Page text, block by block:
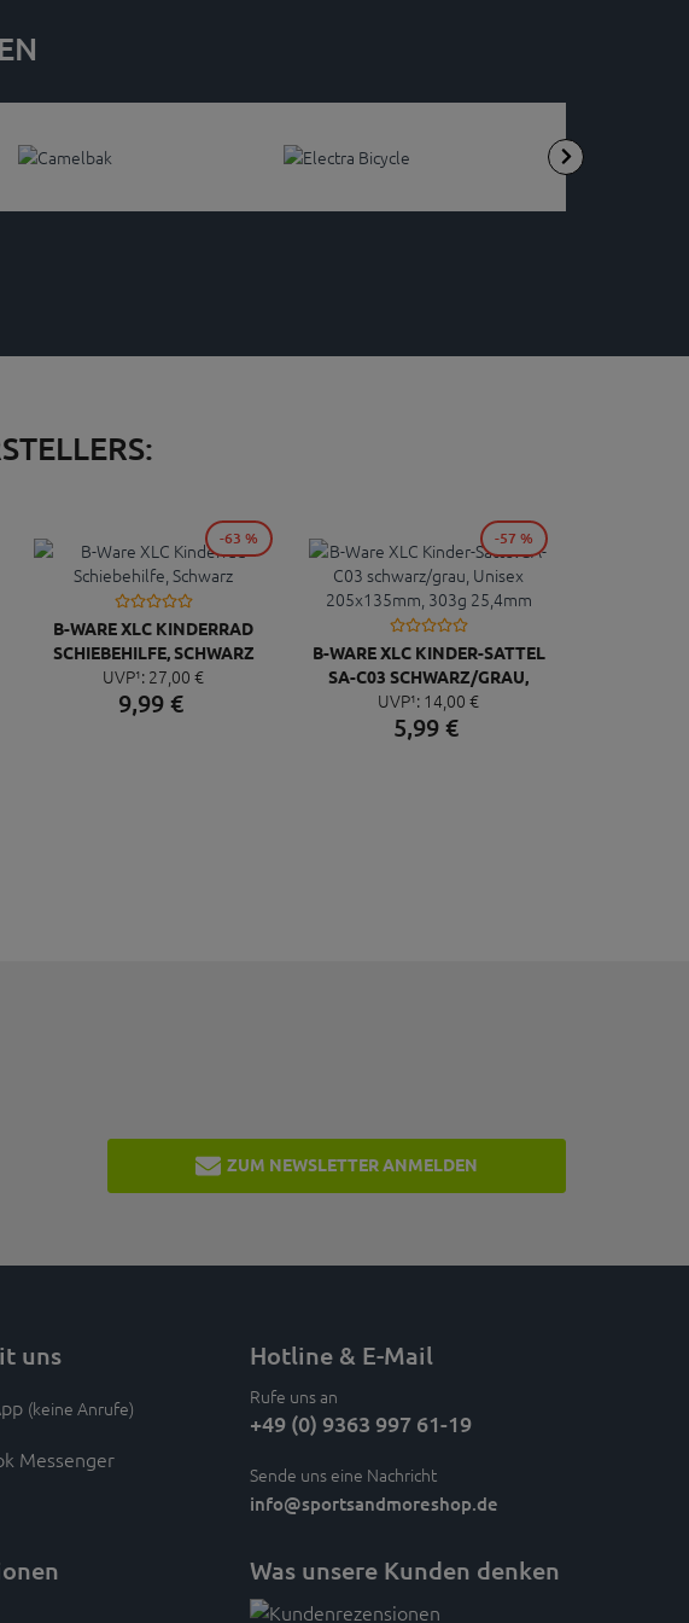
B-WARE XLC KINDERRAD
SCHIEBEHILFE, SCHWARZ
UVP¹: 27, 00 €
9,99 €
-63 %
B-WARE XLC KINDER-SATTEL
SA-C03 SCHWARZ/GRAU,
UNISEX 205X135MM, 303G
25,4MM
UVP¹: 14, 00 €
5,99 €
-57 %
ZUM NEWSLETTER ANMELDEN
uns
(keine Anrufe)
Messenger
Hotline & E-Mail
Rufe uns an
+49 (0) 9363 997 61-19
Sende uns eine Nachricht
info@sportsandmoreshop.de
Was unsere Kunden denken